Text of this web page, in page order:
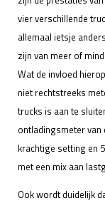
vier verschillende
allemaal ietsje
zijn van meer of
Wat de invloed
niet rechtstreeks
trucks is aan te
ontladingsmeter van
krachtige setting en
met een mix aan
Ook wordt duidelijk